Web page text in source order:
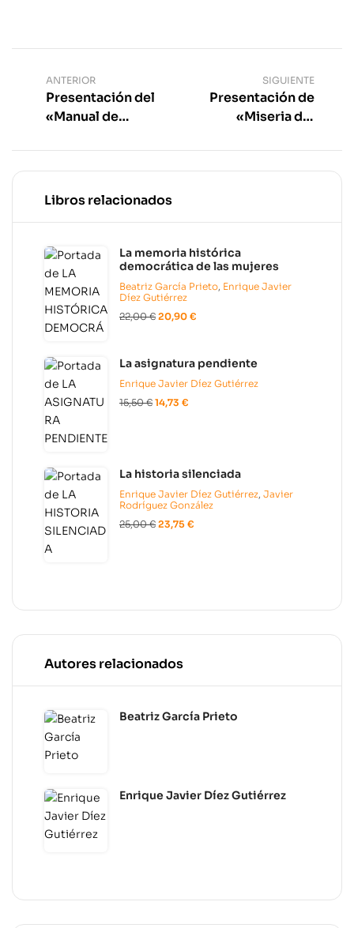
ANTERIOR
Presentación del
«Manual de
Murcia
SIGUIENTE
Presentación de
«Miseria del
otro modo la
liberación animal»
Libros relacionados
La memoria histórica
democrática de las mujeres
Beatriz García Prieto, Enrique Javier
Díez Gutiérrez
22,00€ 20,90 €
La asignatura pendiente
Enrique Javier Díez Gutiérrez
15,50€ 14,73 €
La historia silenciada
Enrique Javier Díez Gutiérrez, Javier
Rodríguez González
25,00€ 23,75 €
Autores relacionados
Beatriz García Prieto
Enrique Javier Díez Gutiérrez